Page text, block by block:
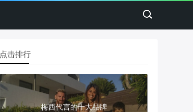
点击排行
梅西代言的十大品牌